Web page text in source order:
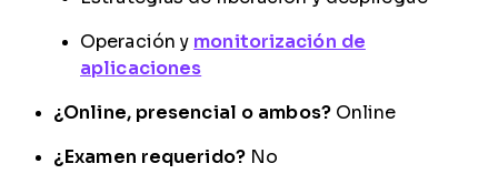
Operación y monitorización de
aplicaciones
¿Online, presencial o ambos?Online
¿Examen requerido?No